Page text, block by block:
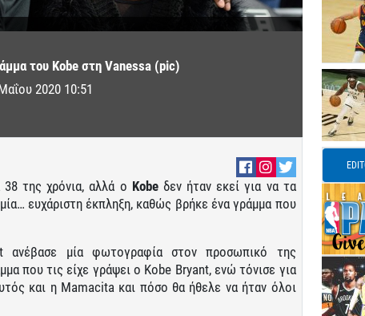
του Kobe στη Vanessa (pic)
2020 10:51
της χρόνια, αλλά ο Kοbeδεν ήταν εκεί για να τα
ευχάριστη έκπληξη, καθώς βρήκε ένα γράμμα που
ανέβασε μία φωτογραφία στον προσωπικό της
που τις είχε γράψει ο Kοbe Bryant, ενώ τόνισε για
και η Mamacita και πόσο θα ήθελε να ήταν όλοι